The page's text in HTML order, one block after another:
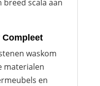
breed scala aan
Compleet
waskom
materialen
en